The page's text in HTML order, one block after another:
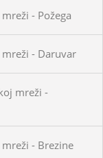
- Požega
- Daruvar
mreži -
- Brezine